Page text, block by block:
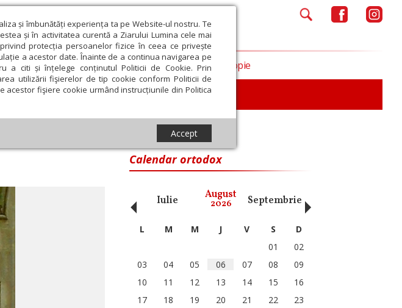
și îmbunătăți experiența ta pe Website-ul nostru. Te
și în activitatea curentă a Ziarului Lumina cele mai
protecția persoanelor fizice în ceea ce privește
a acestor date. Înainte de a continua navigarea pe
a citi și înțelege conținutul Politicii de Cookie. Prin
utilizării fişierelor de tip cookie conform Politicii de
acestor fişiere cookie urmând instrucțiunile din Politica
Accept
și Cultură Societate Opinii
idei Pilda zilei
Filantropie
Calendar ortodox
Iulie August
2026 Septembrie Octombrie
‹ L M M J V S
D
01
02
03
04 05 06 07 08
09
10
11 12 13 14 15
16
17
18 19 20 21 22
23